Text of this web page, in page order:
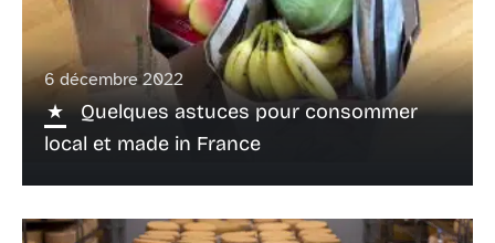
6 décembre 2022
Quelques astuces pour consommer
local et made in France